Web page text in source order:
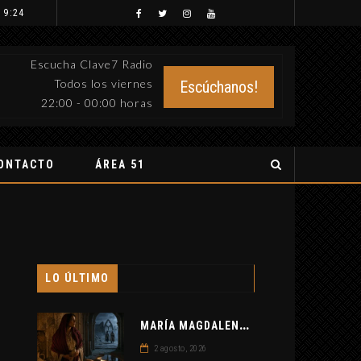
9:24
Escucha Clave7 Radio
Todos los viernes
22:00 - 00:00 horas
Escúchanos!
ÁREA 51
LO ÚLTIMO
M
ARÍA MAGDALENA Y LOS TEMPLARIOS: ENTRE LA HISTORIA Y EL MISTERIO
2 agosto, 2026